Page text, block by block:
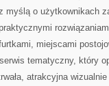
myślą o użytkownikach
miejscami
tematyczny, który
atrakcyjna